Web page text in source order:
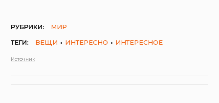
РУБРИКИ:
МИР
ТЕГИ:
ВЕЩИ ИНТЕРЕСНО ИНТЕРЕСНОЕ
Источник